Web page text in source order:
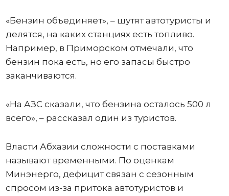
«Бензин объединяет», – шутят автотуристы и
делятся, на каких станциях есть топливо.
Например, в Приморском отмечали, что
бензин пока есть, но его запасы быстро
заканчиваются.
«На АЗС сказали, что бензина осталось 500 л
всего», – рассказал один из туристов.
Власти Абхазии сложности с поставками
называют временными. По оценкам
Минэнерго, дефицит связан с сезонным
спросом из-за притока автотуристов и